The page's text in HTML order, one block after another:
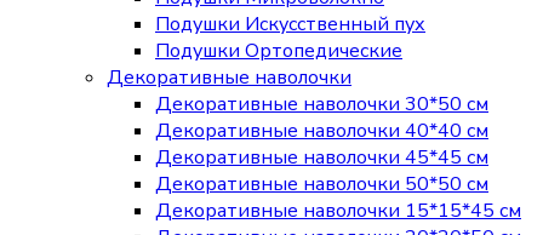
Подушки Искусственный пух
Подушки Ортопедические
Декоративные наволочки
Декоративные наволочки 30*50 см
Декоративные наволочки 40*40 см
Декоративные наволочки 45*45 см
Декоративные наволочки 50*50 см
Декоративные наволочки 15*15*45 см